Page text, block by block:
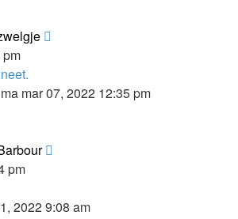
ma mar 07, 2022 12:35 pm
pm
2022 9:08 am